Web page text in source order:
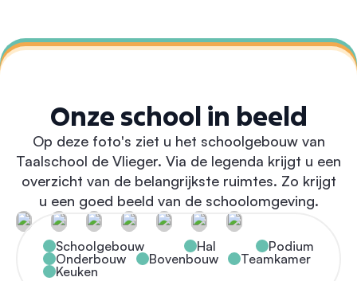
Onze school in beeld
Op deze foto's ziet u het schoolgebouw van
Taalschool de Vlieger. Via de legenda krijgt u een
overzicht van de belangrijkste ruimtes. Zo krijgt
u een goed beeld van de schoolomgeving.
Schoolgebouw Hal
Podium
Onderbouw
Bovenbouw
Teamkamer
Keuken